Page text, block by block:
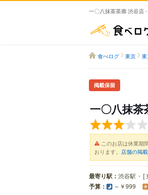
一〇八抹茶茶廊 渋谷店
食べログ 東京
掲載保留
一〇八抹茶
このお店は休業期
おります。 店舗の掲
最寄り駅： 渋谷駅 [
予算： ～￥999